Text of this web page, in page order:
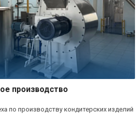
производство
по производству кондитерских изделий